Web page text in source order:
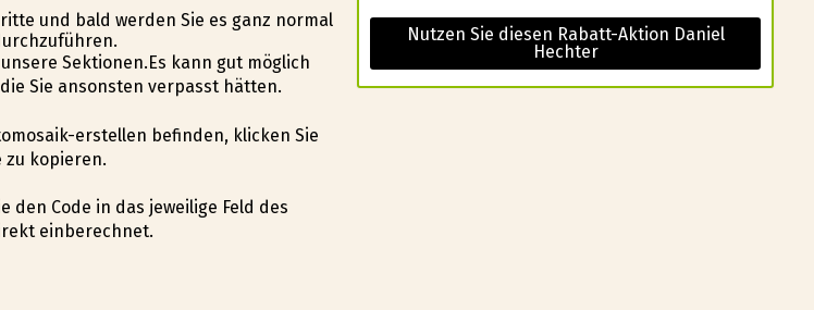
und bald werden Sie es ganz normal
Sektionen.Es kann gut möglich
Sie ansonsten verpasst hätten.
erstellen befinden, klicken Sie
zu kopieren.
den Code in das jeweilige Feld des
einberechnet.
Nutzen Sie diesen Rabatt-Aktion Daniel
Hechter